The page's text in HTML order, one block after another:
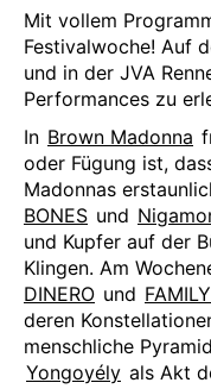
Mit vollem
Festivalwoche! Auf
und in der JVA
Performances zu
In Brown Madonna
oder Fügung ist,
Madonnas
BONES und
und Kupfer auf der
Klingen. Am
DINERO und
deren
menschliche
Yongoyély als Akt